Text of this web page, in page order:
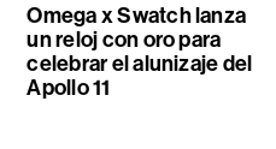
Omega x Swatch lanza
un reloj con oro para
celebrar el alunizaje del
Apollo 11